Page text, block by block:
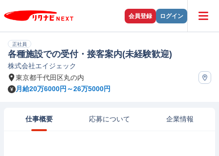
会員登録 ログイン
正社員
各種施設での受付・接客案内(未経験歓迎)
株式会社エイジェック
東京都千代田区丸の内
月給20万6000円～26万5000円
仕事概要 応募について 企業情報